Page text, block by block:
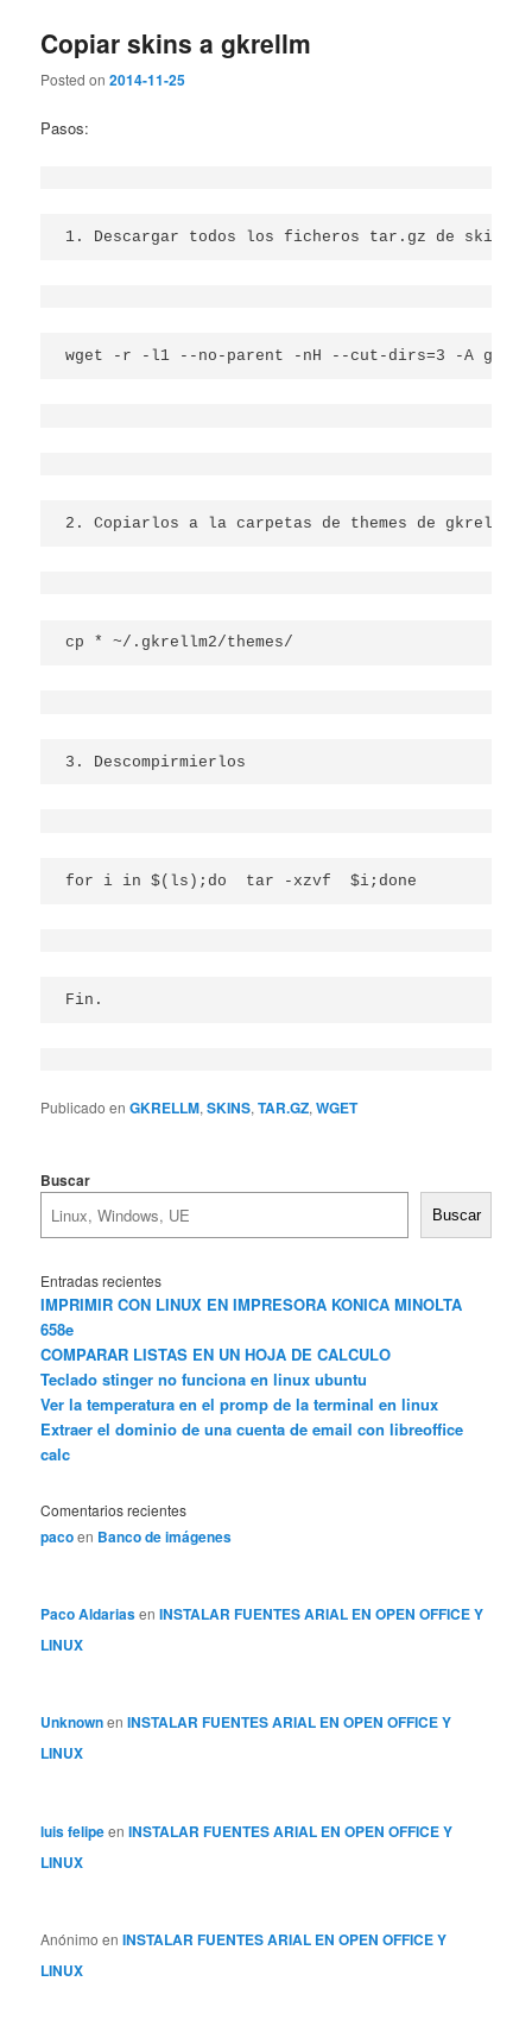
Copiar skins a gkrellm
Posted on2014-11-25
Pasos:
1. Descargar todos los ficheros tar.gz de skin
wget -r -l1 --no-parent -nH --cut-dirs=3 -A gz
2. Copiarlos a la carpetas de themes de gkrellm:
cp * ~/.gkrellm2/themes/
3. Descompirmierlos
for i in $(ls);do  tar -xzvf  $i;done
Fin.
Publicado en GKRELLM,SKINS,TAR.GZ,WGET
Buscar
Buscar
Entradas recientes
IMPRIMIR CON LINUX EN IMPRESORA KONICA MINOLTA
658e
COMPARAR LISTAS EN UN HOJA DE CALCULO
Teclado stinger no funciona en linux ubuntu
Ver la temperatura en el promp de la terminal en linux
Extraer el dominio de una cuenta de email con libreoffice
calc
Comentarios recientes
pacoen Banco de imágenes
Paco AldariasenINSTALAR FUENTES ARIAL EN OPEN OFFICE Y
LINUX
UnknownenINSTALAR FUENTES ARIAL EN OPEN OFFICE Y
LINUX
luis felipeenINSTALAR FUENTES ARIAL EN OPEN OFFICE Y
LINUX
Anónimo enINSTALAR FUENTES ARIAL EN OPEN OFFICE Y
LINUX